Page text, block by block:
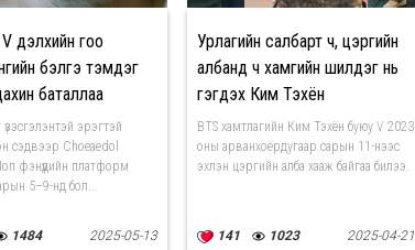
дэлхийн гоо
бэлгэ тэмдэг
баталлаа
эрэгтэй
сэдвээр Choeaedol
фэнүүдийн платформ
5–9-нд бол...
1484 2025-05-13
Урлагийн салбарт ч, цэргийн
албанд ч хамгийн шилдэг нь
гэгдэх Ким Тэхён
BTS хамтлагийн Ким Тэхён буюу V 2023
оны арванхоёрдугаар сарын 11-нээс
эхлэн цэргийн алба хааж байгаа билээ.
141 1023 2025-04-21